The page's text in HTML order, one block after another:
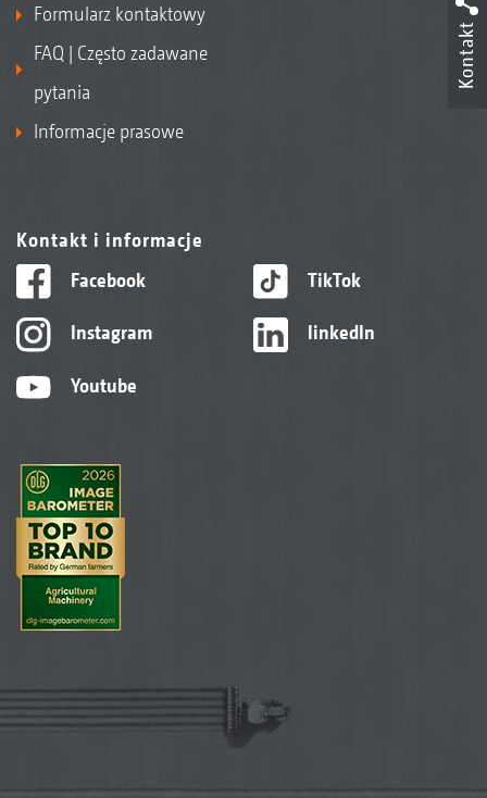
Formularz kontaktowy
FAQ | Często zadawane
pytania
Informacje prasowe
Kontakt i informacje
Facebook
Instagram
Youtube
TikTok
linkedIn
Kontakt